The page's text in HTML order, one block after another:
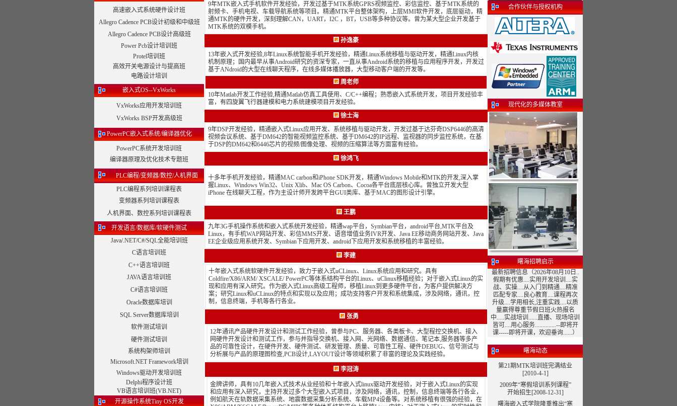
高速嵌入式系统硬件设计班
Allegro Cadence PCB设计初级和中级班
Allegro Cadence PCB设计高级班
Power Pcb设计培训班
Protel培训班
高效开关电源设计与提高班
电路设计培训
嵌入式OS--VxWorks
VxWorks应用开发培训班
VxWorks BSP开发高级班
PowerPC嵌入式系统/编译器优化
PowerPC系统开发培训班
编译器原理及优化技术专题班
PLC编程/变频器/数控/人机界面
PLC编程系列培训课程表
变频器系列培训课程表
人机界面、数控系列培训课程表
开发语言/数据库/软硬件测试
Java/.NET/C#/SQL全能培训班
C语言培训班
C++语言培训班
JAVA语言培训班
C#语言培训班
Oracle数据库培训
SQL Server数据库培训
软件测试培训
硬件测试培训
系统构架师培训
Microsoft.NET Framework培训
Windows驱动开发培训班
Delphi程序设计班
VB语言培训班(VB.NET)
开源操作系统Tiny OS开发
合作伙伴与授权机构
现代化的多媒体教室
曙海招聘启示
最新招聘信息（2026年08月10日..
假期有优惠....实用开发培训....实
战、实操....从入门到精通....精准
匹配专家....良心教育....课程再次
升级....学用相长,注重实践....以质
量赢得尊重节假日班火热报名
中.....实战培训......直播、现场培训
皆可....用心服务..............--即将开
课-----即将开课，欢迎垂询......）
曙海动态
第21期MTK培训班完满结业
[2010-4-1]
2009年“寒假培训系列课程”
开始招生[2008-12-31]
曙海嵌入式学院隆重推出“寒
9年MTK嵌入式手机软件开发经验，开发过基于MTK系统GPRS视频监控、彩信监控、基于MTK系统的
射频卡、手机电视、车载导航系统等项目。精通MTK平台整体架构，上层MMI软件开发，底层驱动，精
通MTK的硬件开发，深刻理解CAN，UART，I2C ，BT，USB等多种协议等。曾为某大型企业开发基于
MTK系统的双模手机。
孙逸豪
13年嵌入式开发经验,8年Linux系统智能手机开发经验，精通Linux系统移植与驱动开发，精通Linux内核
机制原理；国内最早从事Android研究的资深专家，一直从事Android系统的移植与应用程序开发，开发过
基于ANdroid的大型在线聊天程序，在线多媒体播放器，大型移动客户端的开发等。
周老师
10年Matlab开发工作经验,精通Matlab仿真工具使用、C/C++编程；熟悉嵌入式系统开发，项目开发经验丰
富，有四旋翼飞行器建模和电力系统建模项目开发经验。
徐士海
9年DSP开发经验，精通嵌入式Linux应用开发、系统移植与驱动开发，开发过基于达芬奇DSP6446的高清
视频会议系统、基于DM642的智能视频监控系统、基于DM642的IP远程、监视器的同步监控系统，在基
于DSP的DM642和6446芯片的视频/图像处理、视频的压缩算法等方面富有经验。
徐鸿飞
十多年手机开发经验，精通MAC carbon和iPhone SDK开发，精通Windows Mobile和MTK的开发,深入掌
握Linux、Windows Win32、Unix Xlib、Mac OS Carbon、Cocoa各平台底层核心库。曾独立开发大型
iPhone 在线聊天工程，作为主设计师开发跨平台GUI类库、基于MAC的图形设计引擎。
王鹏
九年3G手机操作系统和嵌入式系统开发经验，精通wap平台，Symbian平台，android平台,MTK平台及
Linux，有手机WAP网站开发、彩信MMS开发、语音增值业务IVR开发、Java EE移动商务网站开发、Java
EE企业级应用系统开发、Symbian下应用开发、android下应用开发和系统移植的丰富经验。
李建
十年嵌入式系统软硬件开发经验，致力于嵌入式uCLinux、Linux系统应用和研究。具有
Coldfire/X86/ARM/ XSCALE/ PowerPC等体系结构平台的Linux、uClinux移植经验；对于嵌入式Linux的实
现和应用有深入研究。作为嵌入式Linux高级工程师，移植Linux到更多硬件平台，为客户提供解决方
案；研究Linux和uCLinux的特点和实现以及应用；成功支持客户开发和系统集成，涉及网络，通讯，控
制，信息终端，手机等各行各业。
张勇
12年通讯产品硬件开发设计和测试工作经验，曾参与PC、服务器、各类板卡、大型程控交换机、接入
网硬件开发设计和测试工作，参与并指导交换机、接入网、光网络、数据通信、笔记本,服务器等多产
品的可靠性设计，在硬件开发、硬件测试、研发管理、质量、可靠性工程、硬件DEBUG、信号测试与
分析展与产品的原理图检查,PCB设计,LAYOUT设计等领域积累了非富的理论及实践经验。
李冠涛
金牌讲师，具有10几年嵌入式技术从业经验和十年嵌入式linux驱动开发经验，对于嵌入式Linux的实现
和应用有深入研究，主持开发过多个大型嵌入式项目，涉及网络，通讯，控制，信息终端等各行各业，
例如航天在轨数据采集系统、地震数据采集分析系统、车载MP4设备等。对系统移植有很强的经验，在